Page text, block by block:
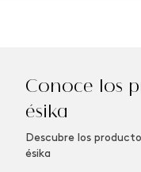
Conoce los
ésika
Descubre los
ésika